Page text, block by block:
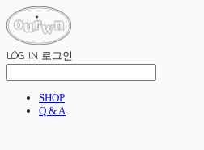
LOG IN 로그인
SHOP
Q & A